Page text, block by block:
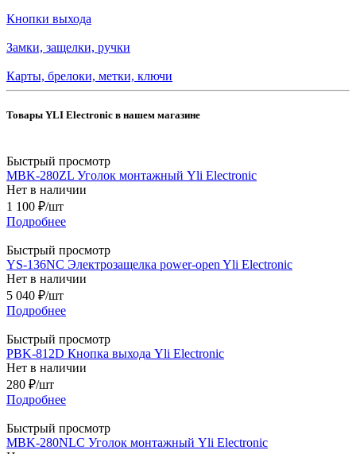
Кнопки выхода
Замки, защелки, ручки
Карты, брелоки, метки, ключи
Товары YLI Electronic в нашем магазине
Быстрый просмотр
MBK-280ZL Уголок монтажный Yli Electronic
Нет в наличии
1 100 ₽/шт
Подробнее
Быстрый просмотр
YS-136NС Электрозащелка power-open Yli Electronic
Нет в наличии
5 040 ₽/шт
Подробнее
Быстрый просмотр
PBK-812D Кнопка выхода Yli Electronic
Нет в наличии
280 ₽/шт
Подробнее
Быстрый просмотр
MBK-280NLC Уголок монтажный Yli Electronic